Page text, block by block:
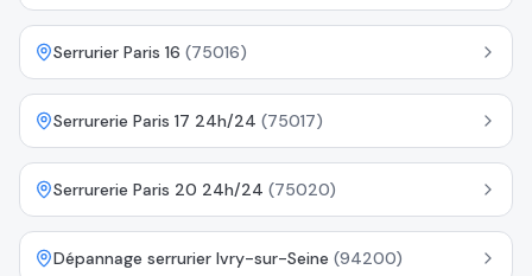
Serrurier Paris 16 (75016)
Serrurerie Paris 17 24h/24 (75017)
Serrurerie Paris 20 24h/24 (75020)
Dépannage serrurier Ivry-sur-Seine (94200)